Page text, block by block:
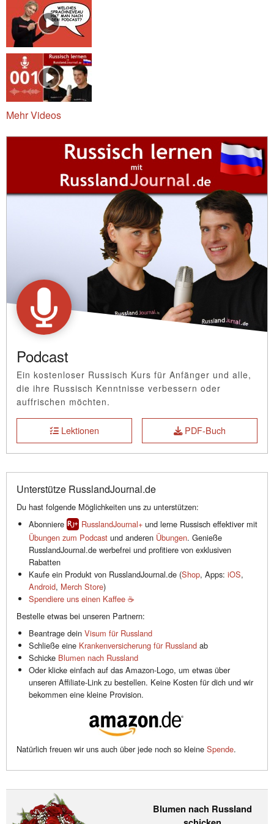
Mehr Videos
Podcast
Ein kostenloser Russisch Kurs für Anfänger und alle,
die ihre Russisch Kenntnisse verbessern oder
auffrischen möchten.
Lektionen PDF-Buch
Unterstütze RusslandJournal.de
Du hast folgende Möglichkeiten uns zu unterstützen:
Abonniere
RusslandJournal+ und lerne Russisch effektiver mit
Übungen zum Podcast und anderen Übungen. Genieße
RusslandJournal.de werbefrei und profitiere von exklusiven
Rabatten
Kaufe ein Produkt von RusslandJournal.de (Shop, Apps: iOS,
Android, Merch Store)
Spendiere uns einen Kaffee ☕️
Bestelle etwas bei unseren Partnern:
Beantrage dein Visum für Russland
Schließe eine Krankenversicherung für Russland ab
Schicke Blumen nach Russland
Oder klicke einfach auf das Amazon-Logo, um etwas über
unseren Affiliate-Link zu bestellen. Keine Kosten für dich und wir
bekommen eine kleine Provision.
Natürlich freuen wir uns auch über jede noch so kleine Spende.
Blumen nach Russland